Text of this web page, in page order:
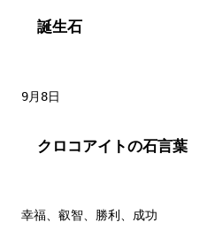
誕生石
クロコアイトの石言葉